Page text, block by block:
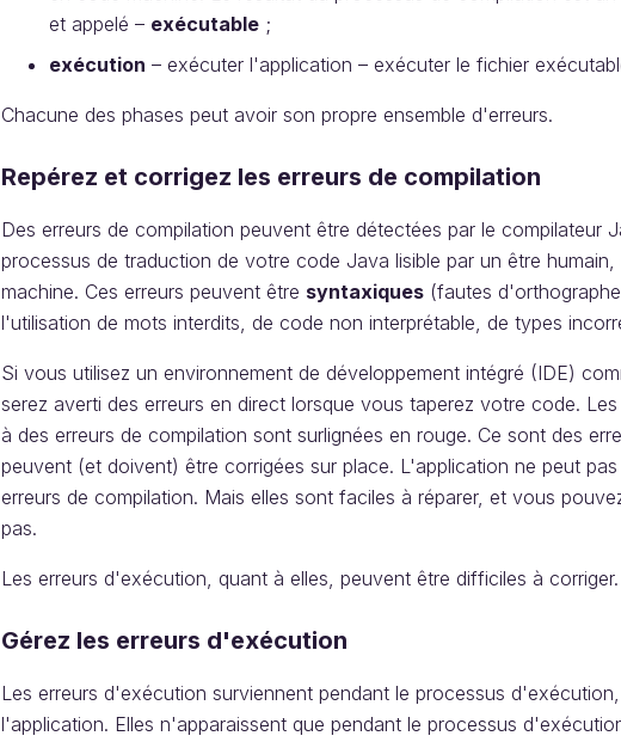
et appelé – exécutable ;
exécution – exécuter l'application – exécuter le fichier
Chacune des phases peut avoir son propre ensemble d'erreurs.
Repérez et corrigez les erreurs de compilation
Des erreurs de compilation peuvent être détectées par le compilateur
processus de traduction de votre code Java lisible par un être
machine. Ces erreurs peuvent être syntaxiques (fautes
l'utilisation de mots interdits, de code non interprétable, de types
Si vous utilisez un environnement de développement intégré (IDE)
serez averti des erreurs en direct lorsque vous taperez votre code.
à des erreurs de compilation sont surlignées en rouge. Ce sont des
peuvent (et doivent) être corrigées sur place. L'application ne peut
erreurs de compilation. Mais elles sont faciles à réparer, et vous
pas.
Les erreurs d'exécution, quant à elles, peuvent être difficiles à corriger.
Gérez les erreurs d'exécution
Les erreurs d'exécution surviennent pendant le processus
l'application. Elles n'apparaissent que pendant le processus